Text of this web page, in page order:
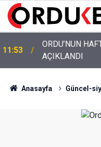
11:53
ORDU’NUN
AÇIKLANDI
Anasayfa Güncel-